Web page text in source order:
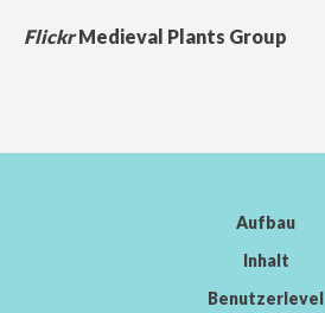
FlickrMedieval Plants Group
Aufbau
Inhalt
Benutzerlevel